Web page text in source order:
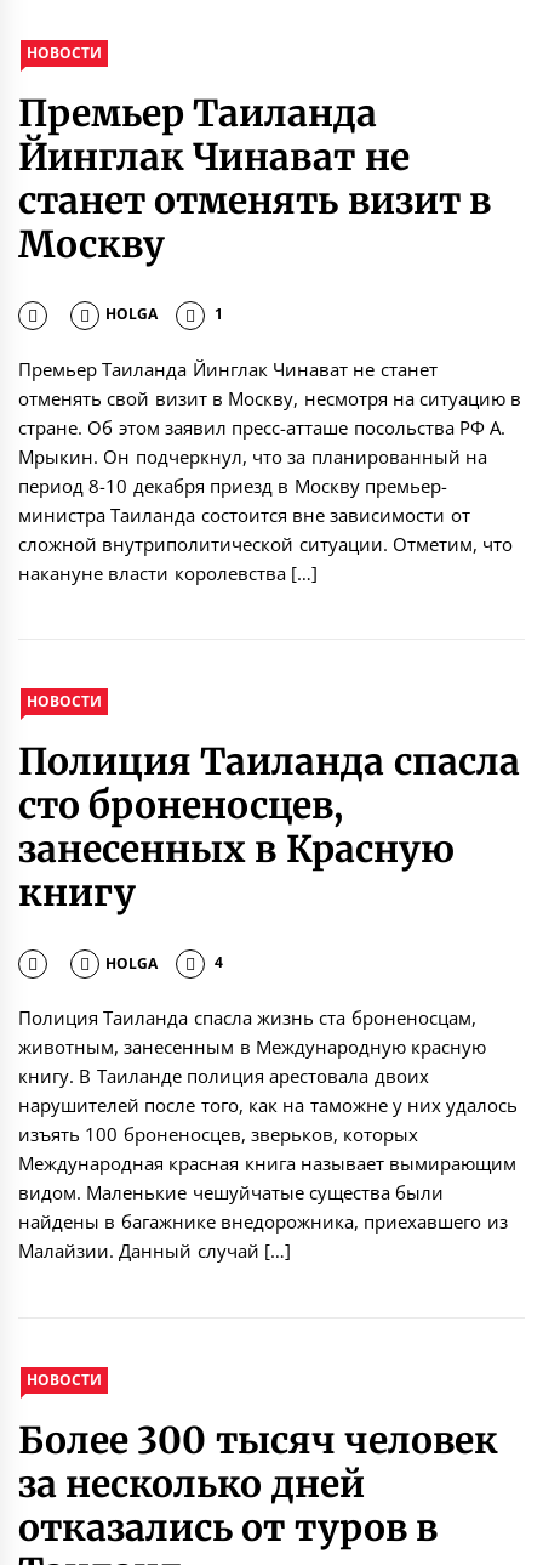
НОВОСТИ
Премьер Таиланда
Йинглак Чинават не
станет отменять визит в
Москву
HOLGA 1
Премьер Таиланда Йинглак Чинават не станет
отменять свой визит в Москву, несмотря на ситуацию в
стране. Об этом заявил пресс-атташе посольства РФ А.
Мрыкин. Он подчеркнул, что за планированный на
период 8-10 декабря приезд в Москву премьер-
министра Таиланда состоится вне зависимости от
сложной внутриполитической ситуации. Отметим, что
накануне власти королевства […]
НОВОСТИ
Полиция Таиланда спасла
сто броненосцев,
занесенных в Красную
книгу
HOLGA 4
Полиция Таиланда спасла жизнь ста броненосцам,
животным, занесенным в Международную красную
книгу. В Таиланде полиция арестовала двоих
нарушителей после того, как на таможне у них удалось
изъять 100 броненосцев, зверьков, которых
Международная красная книга называет вымирающим
видом. Маленькие чешуйчатые существа были
найдены в багажнике внедорожника, приехавшего из
Малайзии. Данный случай […]
НОВОСТИ
Более 300 тысяч человек
за несколько дней
отказались от туров в